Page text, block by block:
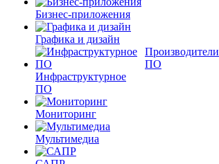
Бизнес-приложения
Графика и дизайн
Инфраструктурное
ПО
Мониторинг
Мультимедиа
Производители
ПО